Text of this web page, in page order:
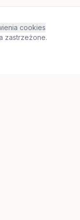
cookies
zastrzeżone.